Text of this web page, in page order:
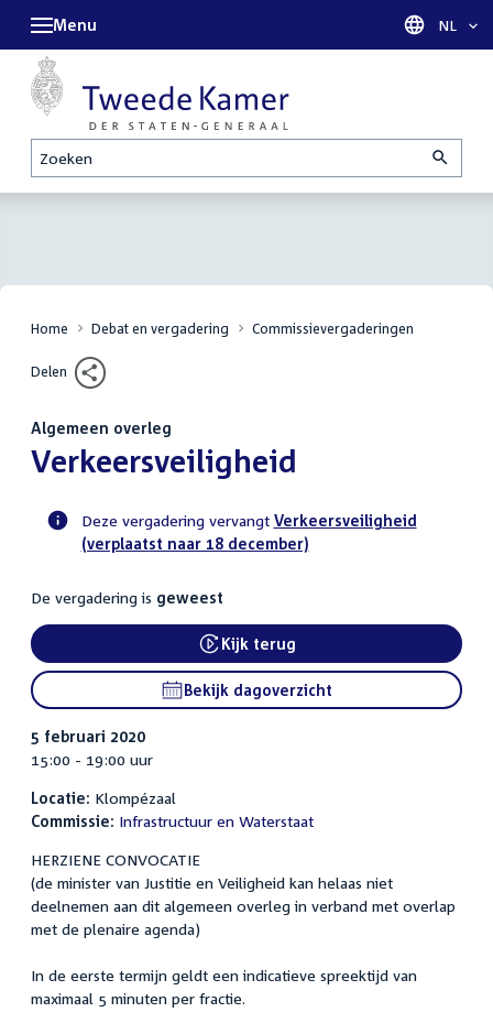
Zoeken
Menu Taal
NL
Home Debat en vergadering Commissievergaderingen
Delen
Algemeen overleg
:Verkeersveiligheid
Voortgangsstatus
activiteit
Deze vergadering vervangt Verkeersveiligheid
(verplaatst naar 18 december)
De vergadering is geweest
External link:
Kijk terug
Bekijk dagoverzicht
5 februari 2020
15:00 - 19:00 uur
Locatie: Klompézaal
Commissie: Infrastructuur en Waterstaat
HERZIENE CONVOCATIE
(de minister van Justitie en Veiligheid kan helaas niet
deelnemen aan dit algemeen overleg in verband met overlap
met de plenaire agenda)
In de eerste termijn geldt een indicatieve spreektijd van
maximaal 5 minuten per fractie.